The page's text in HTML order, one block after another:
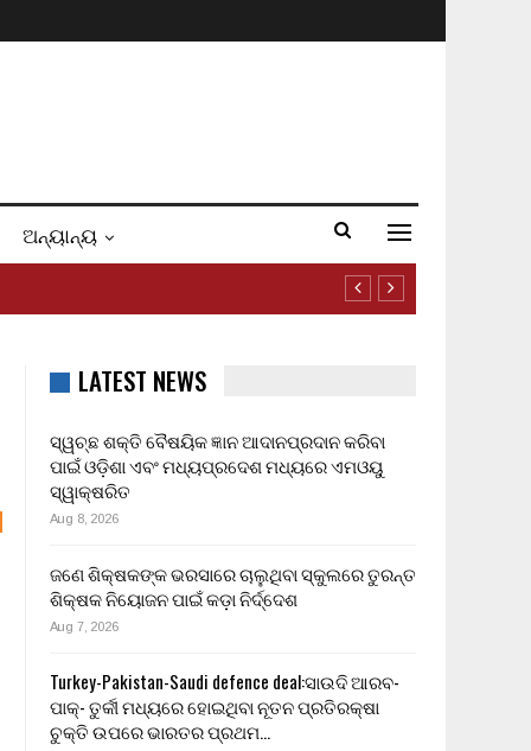
ଅନ୍ୟାନ୍ୟ
LATEST NEWS
ସ୍ୱଚ୍ଛ ଶକ୍ତି ବୈଷୟିକ ଜ୍ଞାନ ଆଦାନପ୍ରଦାନ କରିବା
ପାଇଁ ଓଡ଼ିଶା ଏବଂ ମଧ୍ୟପ୍ରଦେଶ ମଧ୍ୟରେ ଏମଓୟୁ
ସ୍ୱାକ୍ଷରିତ
Aug 8, 2026
ଜଣେ ଶିକ୍ଷକଙ୍କ ଭରସାରେ ଚାଲୁଥିବା ସ୍କୁଲରେ ତୁରନ୍ତ
ଶିକ୍ଷକ ନିୟୋଜନ ପାଇଁ କଡ଼ା ନିର୍ଦ୍ଦେଶ
Aug 7, 2026
Turkey-Pakistan-Saudi defence deal:ସାଉଦି ଆରବ-
ପାକ୍- ତୁର୍କୀ ମଧ୍ୟରେ ହୋଇଥିବା ନୂତନ ପ୍ରତିରକ୍ଷା
ଚୁକ୍ତି ଉପରେ ଭାରତର ପ୍ରଥମ…